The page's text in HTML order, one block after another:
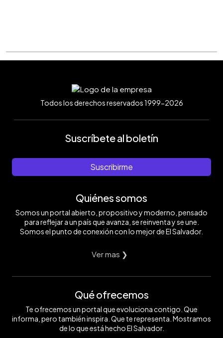
Todos los derechos reservados 1999-2026
Suscríbete al boletín
Suscribirme
Quiénes somos
Somos un portal abierto, propositivo y moderno, pensado
para reflejar a un país que avanza, se reinventa y se une.
Somos el punto de conexión con lo mejor de El Salvador.
Ver mas ❯
Qué ofrecemos
Te ofrecemos un portal que evoluciona contigo. Que
informa, pero también inspira. Que te representa. Mostramos
de lo que está hecho El Salvador.